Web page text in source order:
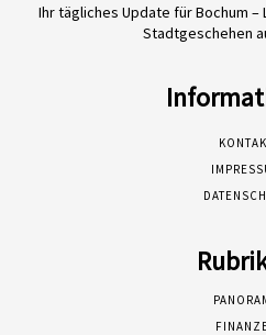
Ihr tägliches Update für Bochum –
Stadtgeschehen